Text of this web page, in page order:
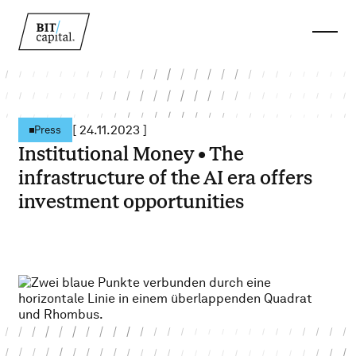
Press [ 24.11.2023 ]
Institutional Money • The
infrastructure of the AI era offers
investment opportunities